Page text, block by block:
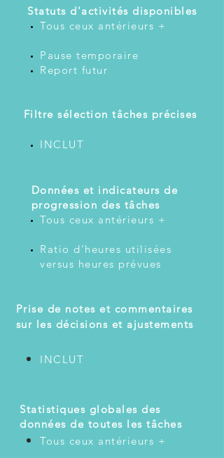
Statuts d'activités disponibles
Tous ceux antérieurs +
Pause temporaire
Report futur
Filtre sélection tâches précises
INCLUT
Données et indicateurs de
progression des tâches
Tous ceux antérieurs +
Ratio d'heures utilisées
versus heures prévues
Prise de notes et commentaires
sur les décisions et ajustements
INCLUT
Statistiques globales des
données de toutes les tâches
Tous ceux antérieurs +